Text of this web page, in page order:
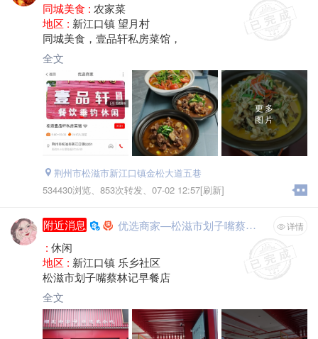
同城美食 : 农家菜
地区 : 新江口镇 望月村
同城美食，壹品轩私房菜馆，
全文
更多
图片
荆州市松滋市新江口镇金松大道五巷
534430浏览、 853次转发、 07-02 12:57[刷新]
附近消息 优选商家—松滋市划子嘴蔡林记早餐店 详情
: 休闲
地区 : 新江口镇 乐乡社区
松滋市划子嘴蔡林记早餐店
全文